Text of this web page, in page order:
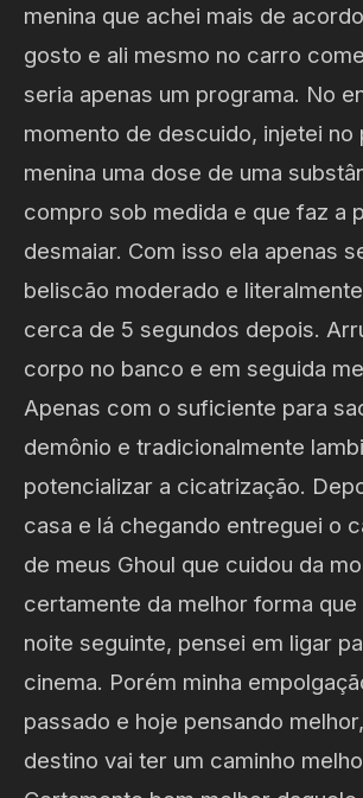
menina que achei mais de
gosto e ali mesmo no carro
seria apenas um programa. No
momento de descuido, injetei no
menina uma dose de uma
compro sob medida e que faz a
desmaiar. Com isso ela apenas
beliscão moderado e
cerca de 5 segundos depois.
corpo no banco e em seguida
Apenas com o suficiente para
demônio e tradicionalmente
potencializar a cicatrização.
casa e lá chegando entreguei o
de meus Ghoul que cuidou da
certamente da melhor forma
noite seguinte, pensei em ligar
cinema. Porém minha
passado e hoje pensando
destino vai ter um caminho